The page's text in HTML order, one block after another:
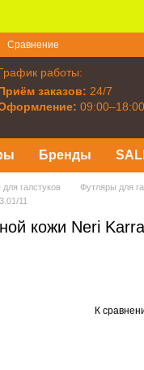
Сравнение
работы:
заказов: 24/7
09:00–18:00
Бренды
галстуков
Футляры для
11
кожи Neri Karra
К